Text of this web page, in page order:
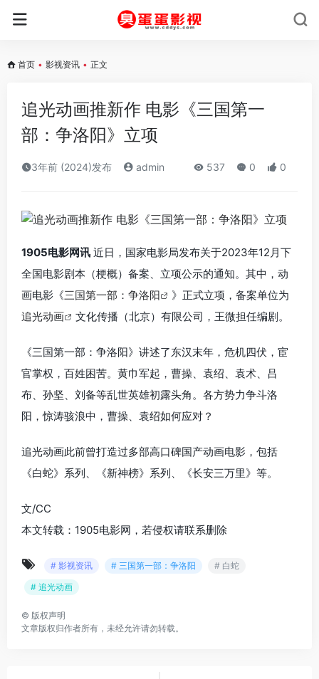
首页 • 影视资讯 • 正文
追光动画推新作 电影《三国第一
部：争洛阳》立项
3年前 (2024)发布 admin 537 0 0
1905电影网讯 近日，国家电影局发布关于2023年12月下
全国电影剧本（梗概）备案、立项公示的通知。其中，动
画电影《三国第一部：争洛阳
》正式立项，备案单位为
追光动画
文化传播（北京）有限公司，王微担任编剧。
《三国第一部：争洛阳》讲述了东汉末年，危机四伏，宦
官掌权，百姓困苦。黄巾军起，曹操、袁绍、袁术、吕
布、孙坚、刘备等乱世英雄初露头角。各方势力争斗洛
阳，惊涛骇浪中，曹操、袁绍如何应对？
追光动画此前曾打造过多部高口碑国产动画电影，包括
《白蛇》系列、《新神榜》系列、《长安三万里》等。
文/CC
本文转载：1905电影网，若侵权请联系删除
# 影视资讯 # 三国第一部：争洛阳
# 白蛇
# 追光动画
© 版权声明
文章版权归作者所有，未经允许请勿转载。